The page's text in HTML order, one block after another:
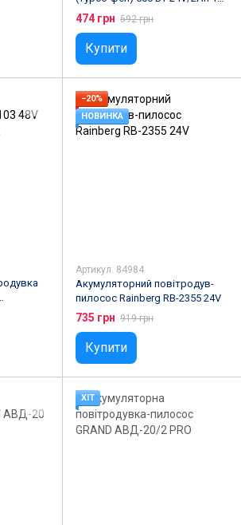
м/с для снігу та листя
474 грн 592 грн
Купити
−20%
НОВИНКА
Артикул: 84984
Акумуляторний повітродув-
пилосос Rainberg RB-2355 24V
735 грн 919 грн
Купити
ХІТ